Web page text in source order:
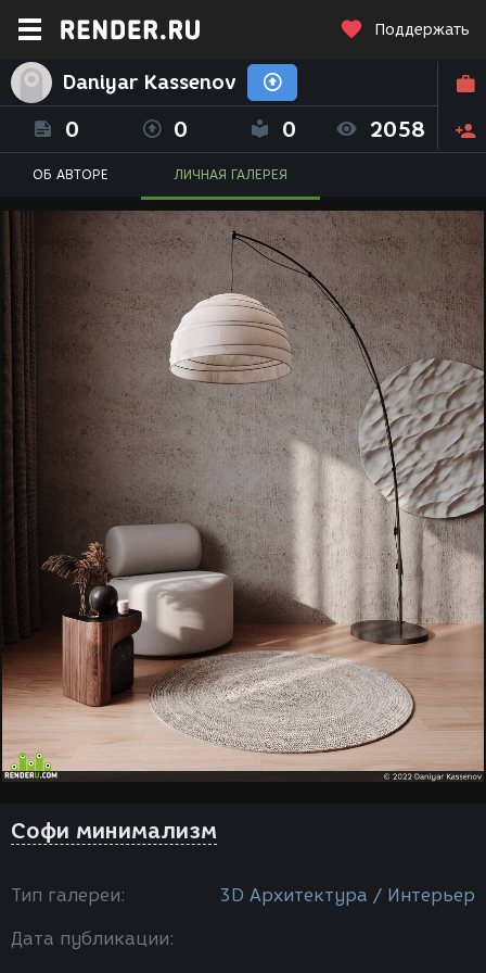
Поддержать
Daniyar Kassenov
0 0 0 2058
ОБ АВТОРЕ ЛИЧНАЯ ГАЛЕРЕЯ
Софи минимализм
Тип галереи: 3D Архитектура / Интерьер
Дата публикации: